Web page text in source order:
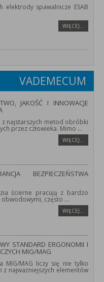
elektrody spawalnicze ESAB
WIĘCEJ…
VADEMECUM
JAKOŚĆ I INNOWACJE
z najstarszych metod obróbki
przez człowieka. Mimo ...
WIĘCEJ…
BEZPIECZEŃSTWA
ścierne pracują z bardzo
często ...
WIĘCEJ…
STANDARD ERGONOMII I
MIG/MAG
MIG/MAG liczy się nie tylko
z najważniejszych elementów